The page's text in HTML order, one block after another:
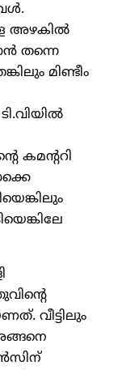
അഴകില്‍
തന്നെ
മിണ്ടീം
കമന്ററി
വീട്ടിലും